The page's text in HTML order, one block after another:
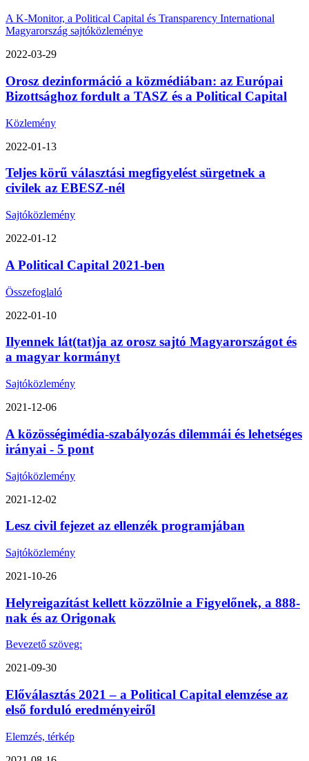
A K-Monitor, a Political Capital és Transparency International
Magyarország sajtóközleménye
2022-03-29
Orosz dezinformáció a közmédiában: az Európai
Bizottsághoz fordult a TASZ és a Political Capital
Közlemény
2022-01-13
Teljes körű választási megfigyelést sürgetnek a
civilek az EBESZ-nél
Sajtóközlemény
2022-01-12
A Political Capital 2021-ben
Összefoglaló
2022-01-10
Ilyennek lát(tat)ja az orosz sajtó Magyarországot és
a magyar kormányt
Sajtóközlemény
2021-12-06
A közösségimédia-szabályozás dilemmái és lehetséges
irányai - 5 pont
Sajtóközlemény
2021-12-02
Lesz civil fejezet az ellenzék programjában
Sajtóközlemény
2021-10-26
Helyreigazítást kellett közzölnie a Figyelőnek, a 888-
nak és az Origonak
Bevezető szöveg:
2021-09-30
Előválasztás 2021 – a Political Capital elemzése az
első forduló eredményeiről
Elemzés, térkép